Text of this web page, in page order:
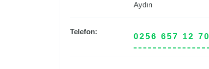
Aydın
Telefon:
0256 657 12 70